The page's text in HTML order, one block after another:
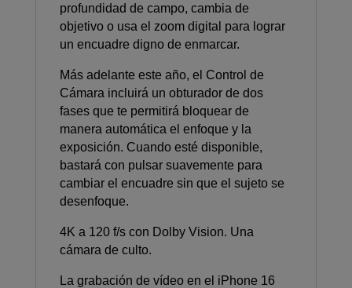
profundidad de campo, cambia de
objetivo o usa el zoom digital para lograr
un encuadre digno de enmarcar.
Más adelante este año, el Control de
Cámara incluirá un obturador de dos
fases que te permitirá bloquear de
manera automática el enfoque y la
exposición. Cuando esté disponible,
bastará con pulsar suavemente para
cambiar el encuadre sin que el sujeto se
desenfoque.
4K a 120 f/s con Dolby Vision. Una
cámara de culto.
La grabación de vídeo en el iPhone 16